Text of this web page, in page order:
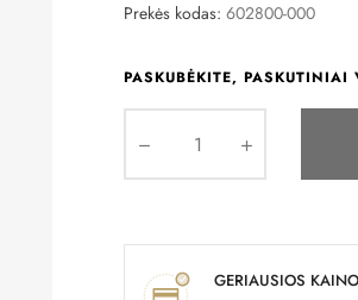
Prekės kodas: 602800-000
PASKUBĖKITE, PASKUTINIAI
GERIAUSIOS